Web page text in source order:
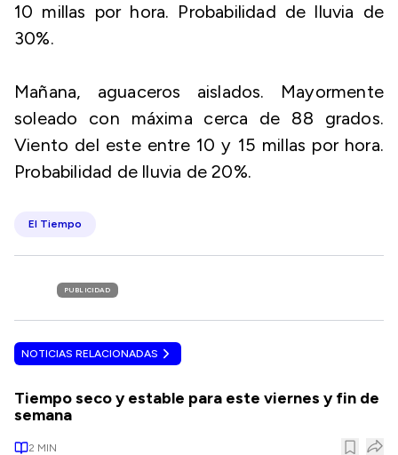
10 millas por hora. Probabilidad de lluvia de
30%.
Mañana, aguaceros aislados. Mayormente
soleado con máxima cerca de 88 grados.
Viento del este entre 10 y 15 millas por hora.
Probabilidad de lluvia de 20%.
El Tiempo
PUBLICIDAD
NOTICIAS RELACIONADAS
Tiempo seco y estable para este viernes y fin de
semana
2 MIN